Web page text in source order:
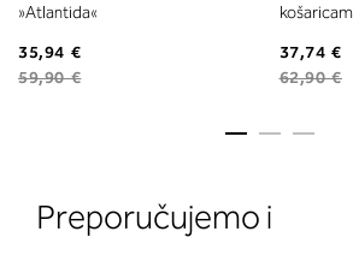
»Atlantida«
35,94 €
59,90 €
37,74 €
62,90 €
Preporučujemo i